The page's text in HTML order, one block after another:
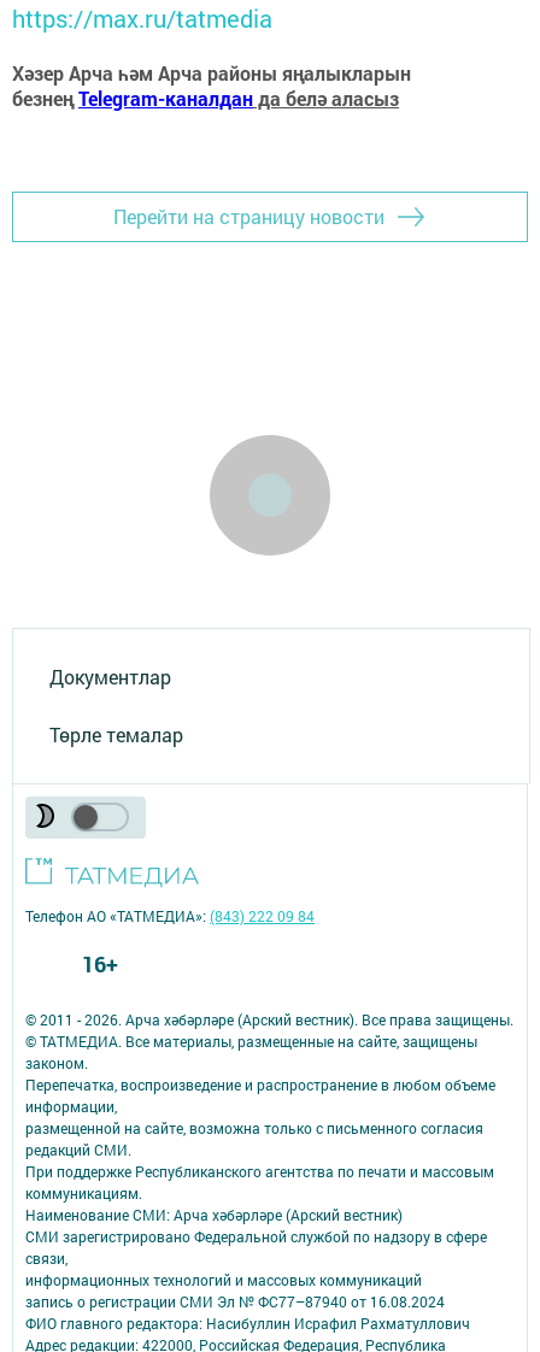
https://max.ru/tatmedia
Хәзер Арча һәм Арча районы яңалыкларын
безнеңTelegram-каналданда белә аласыз
Перейти на страницу новости
Документлар
Төрле темалар
© 2011 - 2026. Арча хәбәрләре (Арский вестник). Все права защищены.
© ТАТМЕДИА. Все материалы, размещенные на сайте, защищены
законом.
Перепечатка, воспроизведение и распространение в любом объеме
информации,
размещенной на сайте, возможна только с письменного согласия
редакций СМИ.
При поддержке Республиканского агентства по печати и массовым
коммуникациям.
Наименование СМИ: Арча хәбәрләре (Арский вестник)
СМИ зарегистрировано Федеральной службой по надзору в сфере
связи,
информационных технологий и массовых коммуникаций
запись о регистрации СМИ Эл № ФС77–87940 от 16.08.2024
ФИО главного редактора: Насибуллин Исрафил Рахматуллович
Адрес редакции: 422000, Российская Федерация, Республика
Телефон АО «ТАТМЕДИА»:(843) 222 09 84
16+